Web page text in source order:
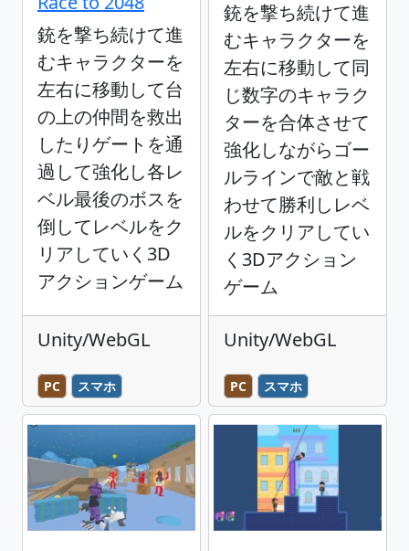
銃を撃ち続けて進
むキャラクターを
左右に移動して台
の上の仲間を救出
したりゲートを通
過して強化し各レ
ベル最後のボスを
倒してレベルをク
リアしていく3D
アクションゲーム
Unity/WebGL
PC スマホ
銃を撃ち続けて進
むキャラクターを
左右に移動して同
じ数字のキャラク
ターを合体させて
強化しながらゴー
ルラインで敵と戦
わせて勝利しレベ
ルをクリアしてい
く3Dアクション
ゲーム
Unity/WebGL
PC スマホ